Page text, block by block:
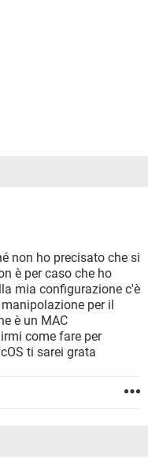
non ho precisato che si
è per caso che ho
mia configurazione c'è
per il
è un MAC
come fare per
ti sarei grata